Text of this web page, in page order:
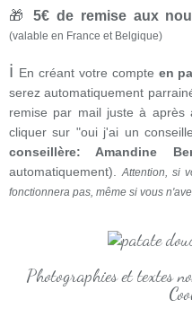
🎁 5€ de remise aux
(valable en France et Belgique)
ℹ En créant votre compte en
serez automatiquement
remise par mail juste à après
cliquer sur "oui j'ai un
conseillère: Amandine
automatiquement).Attention, si
fonctionnera pas, même si vous
Photographies et textes